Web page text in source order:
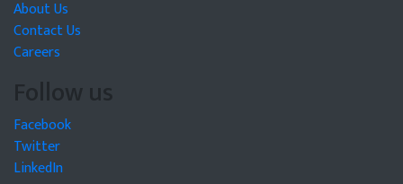
About Us
Contact Us
Careers
Follow us
Facebook
Twitter
LinkedIn